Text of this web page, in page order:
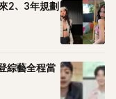
2、3年規劃
綜藝全程當